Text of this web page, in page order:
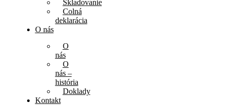
Skladovanie
Colná
deklarácia
O nás
O
nás
O
nás –
história
Doklady
Kontakt